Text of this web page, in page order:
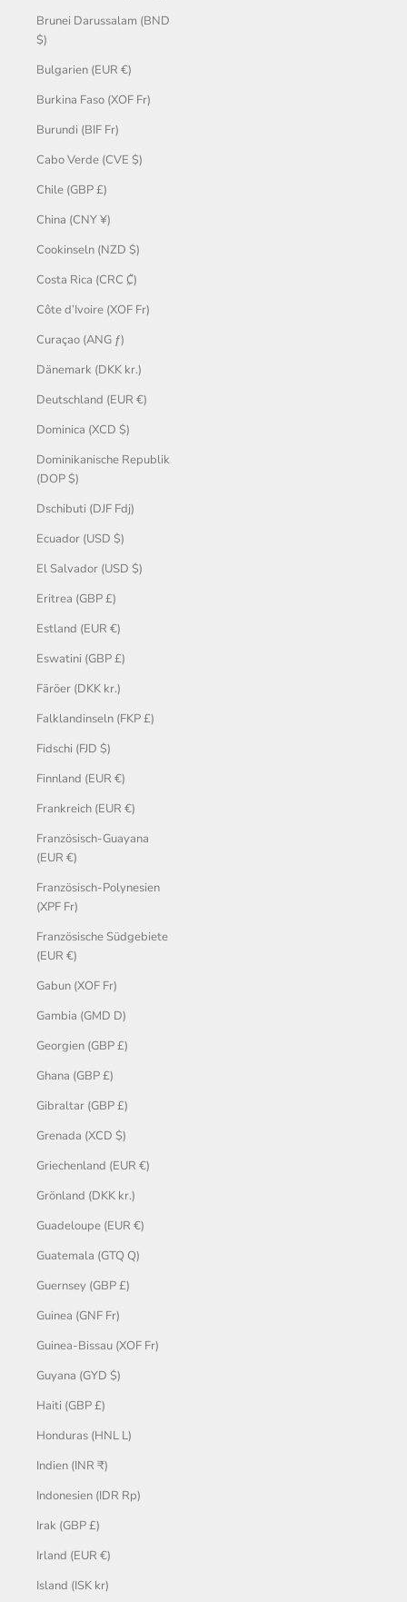
Brunei Darussalam (BND
$)
Bulgarien (EUR €)
Burkina Faso (XOF Fr)
Burundi (BIF Fr)
Cabo Verde (CVE $)
Chile (GBP £)
China (CNY ¥)
Cookinseln (NZD $)
Costa Rica (CRC ₡)
Côte d’Ivoire (XOF Fr)
Curaçao (ANG ƒ)
Dänemark (DKK kr.)
Deutschland (EUR €)
Dominica (XCD $)
Dominikanische Republik
(DOP $)
Dschibuti (DJF Fdj)
Ecuador (USD $)
El Salvador (USD $)
Eritrea (GBP £)
Estland (EUR €)
Eswatini (GBP £)
Färöer (DKK kr.)
Falklandinseln (FKP £)
Fidschi (FJD $)
Finnland (EUR €)
Frankreich (EUR €)
Französisch-Guayana
(EUR €)
Französisch-Polynesien
(XPF Fr)
Französische Südgebiete
(EUR €)
Gabun (XOF Fr)
Gambia (GMD D)
Georgien (GBP £)
Ghana (GBP £)
Gibraltar (GBP £)
Grenada (XCD $)
Griechenland (EUR €)
Grönland (DKK kr.)
Guadeloupe (EUR €)
Guatemala (GTQ Q)
Guernsey (GBP £)
Guinea (GNF Fr)
Guinea-Bissau (XOF Fr)
Guyana (GYD $)
Haiti (GBP £)
Honduras (HNL L)
Indien (INR ₹)
Indonesien (IDR Rp)
Irak (GBP £)
Irland (EUR €)
Island (ISK kr)